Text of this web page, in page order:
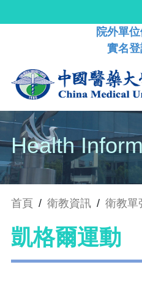
院外單
實名
Health
首頁 / 衛教資訊 / 衛教單
凱格爾運動